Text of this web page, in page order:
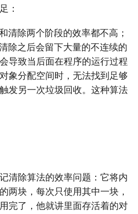
：
除两个阶段的效率都不高；
之后会留下大量的不连续的
导致当后面在程序的运行过程
象分配空间时，无法找到足够
发另一次垃圾回收。这种算法
清除算法的效率问题：它将内
两块，每次只使用其中一块，
完了，他就讲里面存活着的对